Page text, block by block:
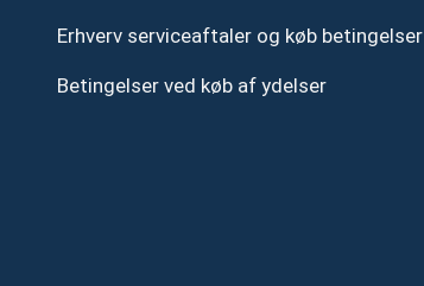
Erhverv serviceaftaler og køb betingelser
Betingelser ved køb af ydelser